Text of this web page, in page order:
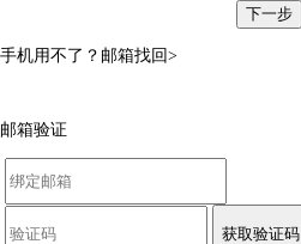
下一步
手机用不了？ 邮箱找回>
邮箱验证
获取验证码